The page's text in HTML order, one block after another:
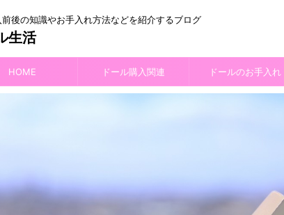
後の知識やお手入れ方法などを紹介するブログ
生活
HOME ドール購入関連 ドールのお手入れ